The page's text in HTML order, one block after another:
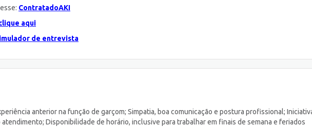
ContratadoAKI
aqui
de entrevista
anterior na função de garçom; Simpatia, boa comunicação e postura profissional;
Disponibilidade de horário, inclusive para trabalhar em finais de semana e feriados